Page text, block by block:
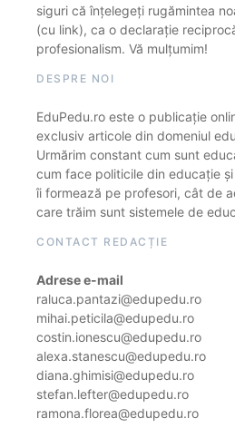
siguri că înțelegeți rugămintea
(cu link), ca o declarație
profesionalism. Vă mulțumim!
DESPRE NOI
EduPedu.ro este o publicație
exclusiv articole din domeniul
Urmărim constant cum sunt
cum face politicile din educație
îi formează pe profesori, cât de
care trăim sunt sistemele de
CONTACT REDACȚIE
Adrese e-mail
raluca.pantazi@edupedu.ro
mihai.peticila@edupedu.ro
costin.ionescu@edupedu.ro
alexa.stanescu@edupedu.ro
diana.ghimisi@edupedu.ro
stefan.lefter@edupedu.ro
ramona.florea@edupedu.ro